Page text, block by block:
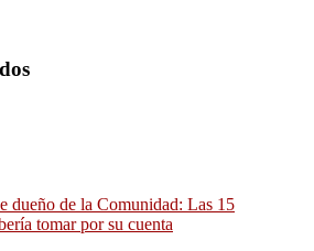
dueño de la Comunidad: Las 15
tomar por su cuenta